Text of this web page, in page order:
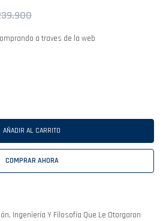
a traves de la web
AÑADIR AL CARRITO
COMPRAR AHORA
Ingeniería Y Filosofía Que Le Otorgaron